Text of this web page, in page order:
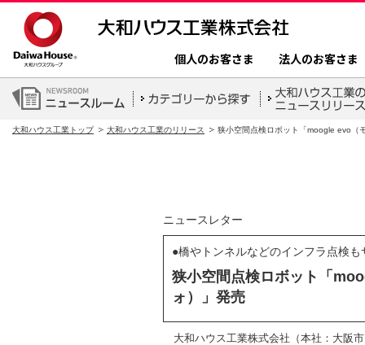
個人のお客さま 法人のお客さま
大和ハウス工業トップ 大和ハウス工業のリリース 狭小空間点検ロボット「moogle evo（
ニュースレター
●橋やトンネルなどのインフラ点検も
狭小空間点検ロボット「
ォ）」発売
大和ハウス工業株式会社（本社：大阪